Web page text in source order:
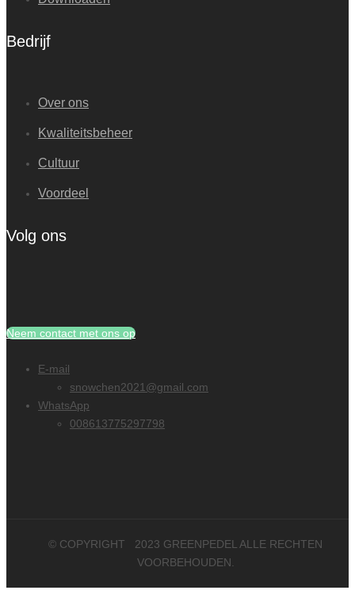
Bedrijf
Over ons
Kwaliteitsbeheer
Cultuur
Voordeel
Volg ons
Neem contact met ons op
E-mail
snowchen2021@gmail.com
WhatsApp
008613775297798
© COPYRIGHT 2023 GREENPEDEL ALLE RECHTEN
VOORBEHOUDEN.